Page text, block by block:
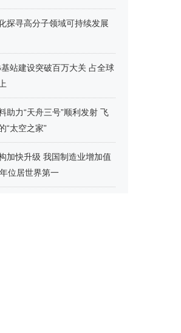
探寻高分子领域可持续发展
站建设突破百万大关 占全球
助力“天舟三号”顺利发射 飞
“太空之家”
加快升级 我国制造业增加值
位居世界第一